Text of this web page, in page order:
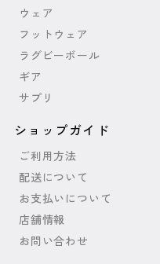
ウェア
フットウェア
ラグビーボール
ギア
サプリ
ショップガイド
ご利用方法
配送について
お支払いについて
店舗情報
お問い合わせ